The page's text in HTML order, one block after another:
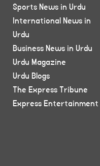
Sports News in Urdu
International News in
Urdu
Business News in Urdu
Urdu Magazine
Urdu Blogs
The Express Tribune
Express Entertainment